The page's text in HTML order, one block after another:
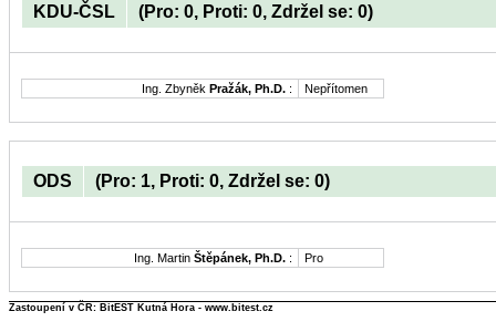
KDU-ČSL (Pro: 0, Proti: 0, Zdržel se: 0)
Ing. Zbyněk Pražák, Ph.D. : Nepřítomen
ODS (Pro: 1, Proti: 0, Zdržel se: 0)
Ing. Martin Štěpánek, Ph.D. : Pro
Zastoupení v ČR: BitEST Kutná Hora - www.bitest.cz